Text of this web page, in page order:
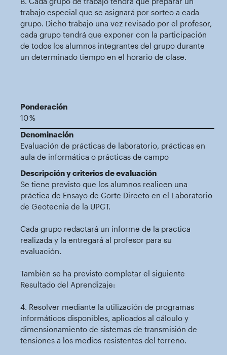
trabajo especial que se asignará por sorteo a cada
grupo. Dicho trabajo una vez revisado por el profesor,
cada grupo tendrá que exponer con la participación
de todos los alumnos integrantes del grupo durante
un determinado tiempo en el horario de clase.
Ponderación
10 %
Denominación
Evaluación de prácticas de laboratorio, prácticas en
aula de informática o prácticas de campo
Descripción y criterios de evaluación
Se tiene previsto que los alumnos realicen una
práctica de Ensayo de Corte Directo en el Laboratorio
de Geotecnia de la UPCT.
Cada grupo redactará un informe de la practica
realizada y la entregará al profesor para su
evaluación.
También se ha previsto completar el siguiente
Resultado del Aprendizaje:
4. Resolver mediante la utilización de programas
informáticos disponibles, aplicados al cálculo y
dimensionamiento de sistemas de transmisión de
tensiones a los medios resistentes del terreno.